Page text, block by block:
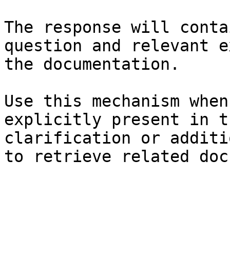
The response will
question and relevant
the documentation.
Use this mechanism
explicitly present in
clarification or